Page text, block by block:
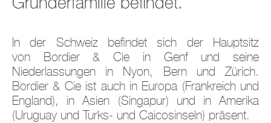
In der Schweiz befindet sich der Hauptsitz
von Bordier & Cie in Genf und seine
Niederlassungen in Nyon, Bern und Zürich.
Bordier & Cie ist auch in Europa (Frankreich und
England), in Asien (Singapur) und in Amerika
(Uruguay und Turks- und Caicosinseln) präsent.